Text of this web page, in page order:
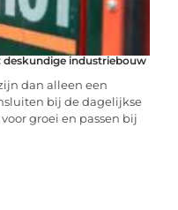
industriebouw
dan alleen een
bij de dagelijkse
groei en passen bij